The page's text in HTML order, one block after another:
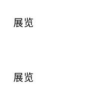
展览
展览